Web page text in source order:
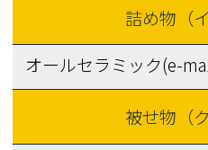
詰め物（
オールセラミック(e-
被せ物（